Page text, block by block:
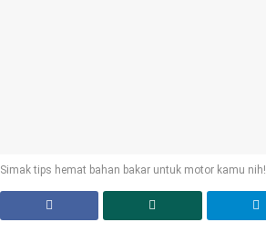
Simak tips hemat bahan bakar untuk motor kamu nih!